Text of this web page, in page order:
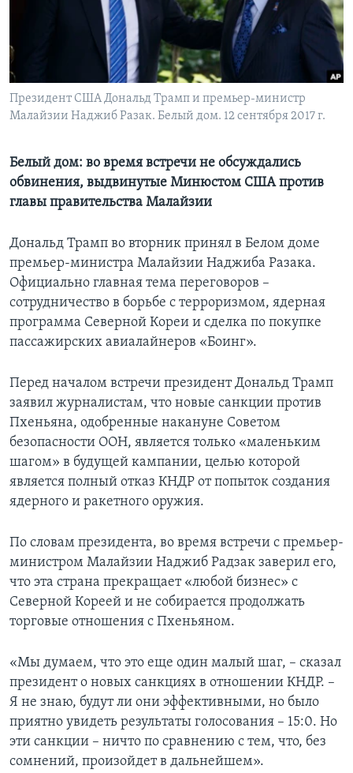
Learning English
Президент США Дональд Трамп и премьер-министр
Малайзии Наджиб Разак. Белый дом. 12 сентября 2017 г.
Белый дом: во время встречи не обсуждались
обвинения, выдвинутые Минюстом США против
главы правительства Малайзии
Дональд Трамп во вторник принял в Белом доме
премьер-министра Малайзии Наджиба Разака.
Официально главная тема переговоров –
сотрудничество в борьбе с терроризмом, ядерная
программа Северной Кореи и сделка по покупке
пассажирских авиалайнеров «Боинг».
Перед началом встречи президент Дональд Трамп
заявил журналистам, что новые санкции против
Пхеньяна, одобренные накануне Советом
безопасности ООН, является только «маленьким
шагом» в будущей кампании, целью которой
является полный отказ КНДР от попыток создания
ядерного и ракетного оружия.
По словам президента, во время встречи с премьер-
министром Малайзии Наджиб Радзак заверил его,
что эта страна прекращает «любой бизнес» с
Северной Кореей и не собирается продолжать
торговые отношения с Пхеньяном.
«Мы думаем, что это еще один малый шаг, – сказал
президент о новых санкциях в отношении КНДР. –
Я не знаю, будут ли они эффективными, но было
приятно увидеть результаты голосования – 15:0. Но
эти санкции – ничто по сравнению с тем, что, без
сомнений, произойдет в дальнейшем».